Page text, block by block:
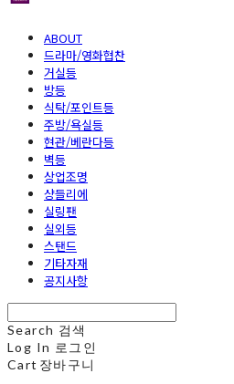
ABOUT
드라마/영화협찬
거실등
방등
식탁/포인트등
주방/욕실등
현관/베란다등
벽등
상업조명
샹들리에
실링팬
실외등
스탠드
기타자재
공지사항
Search 검색
Log In 로그인
Cart 장바구니